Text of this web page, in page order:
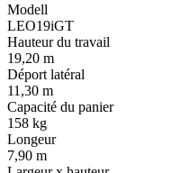
Modell
LEO19iGT
Hauteur du travail
19,20 m
Déport latéral
11,30 m
Capacité du panier
158 kg
Longeur
7,90 m